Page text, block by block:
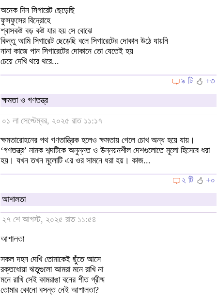
অনেক দিন সিগারেট ছেড়েছি
ফুসফুসের বিদ্রোহে
শ্বাসকষ্ট বড় কষ্ট যার হয় সে বোঝে
কিন্তু আমি সিগারেট ছেড়েছি বলে সিগারেটের দোকান উঠে যায়নি
নানা কাজে পান সিগারেটের দোকানে তো যেতেই হয়
চেয়ে দেখি থরে থরে...
৯ টি
+৩
ক্ষমতা ও গণতন্ত্র
০১ লা সেপ্টেম্বর, ২০২৫ রাত ১১:১৭
ক্ষমতারোহনের পথ গণতান্ত্রিক হলেও ক্ষমতায় গেলে চোখ অন্ধ হয়ে যায়।
‘গণতন্ত্র’ নামক শব্দটিকে অনুন্নত ও উন্নয়নশীল দেশগুলোতে মূলো হিসেবে ধরা
হয়। যখন তখন মূলোটি এর ওর সামনে ধরা হয়। কাজ...
২ টি
+০
আশালতা
২৭ শে আগস্ট, ২০২৫ রাত ১১:৫৪
আশালতা
সকল দহন দেখি তোমাকেই ছুঁতে আসে
রক্তধোয়া ঋতুগুলো আমরা মনে রাখি না
মনে রাখি সেই কামরাঙা বনের শীত গ্রীষ্ম
তোমার কোনো বসন্ত নেই আশালতা?